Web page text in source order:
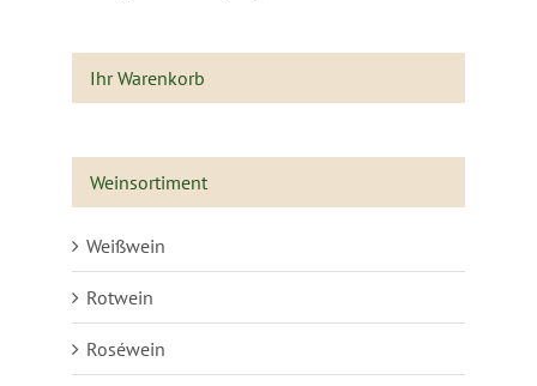
Ihr Warenkorb
Weinsortiment
Weißwein
Rotwein
Roséwein